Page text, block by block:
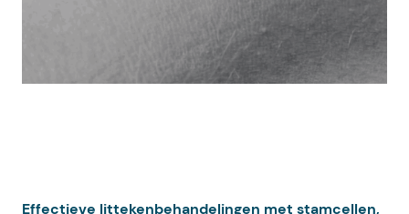
Effectieve littekenbehandelingen met stamcellen,